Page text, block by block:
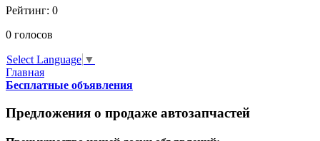
Рейтинг: 0
0 голосов
Select Language ▼
Главная
Бесплатные объявления
Предложения о продаже автозапчастей